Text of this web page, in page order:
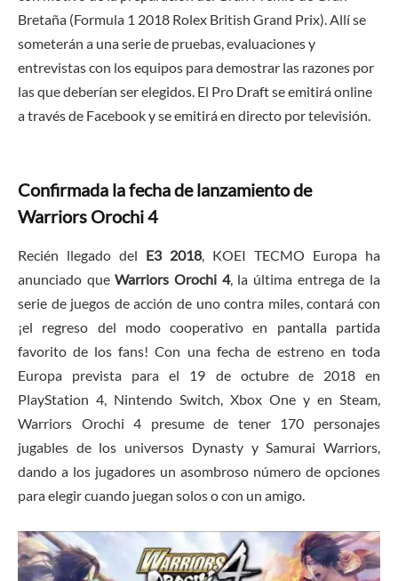
Bretaña (Formula 1 2018 Rolex British Grand Prix). Allí se
someterán a una serie de pruebas, evaluaciones y
entrevistas con los equipos para demostrar las razones por
las que deberían ser elegidos. El Pro Draft se emitirá online
a través de Facebook y se emitirá en directo por televisión.
Confirmada la fecha de lanzamiento de
Warriors Orochi 4
Recién llegado del E3 2018, KOEI TECMO Europa ha
anunciado queWarriors Orochi 4, la última entrega de la
serie de juegos de acción de uno contra miles, contará con
¡el regreso del modo cooperativo en pantalla partida
favorito de los fans! Con una fecha de estreno en toda
Europa prevista para el 19 de octubre de 2018 en
PlayStation 4, Nintendo Switch, Xbox One y en Steam,
Warriors Orochi 4 presume de tener 170 personajes
jugables de los universos Dynasty y Samurai Warriors,
dando a los jugadores un asombroso número de opciones
para elegir cuando juegan solos o con un amigo.